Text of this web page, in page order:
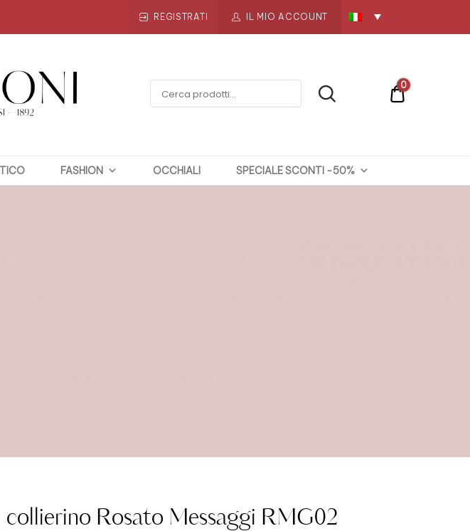
REGISTRATI IL MIO ACCOUNT
€0
0
FASHION OCCHIALI SPECIALE SCONTI -50%
collierino Rosato Messaggi RMG02